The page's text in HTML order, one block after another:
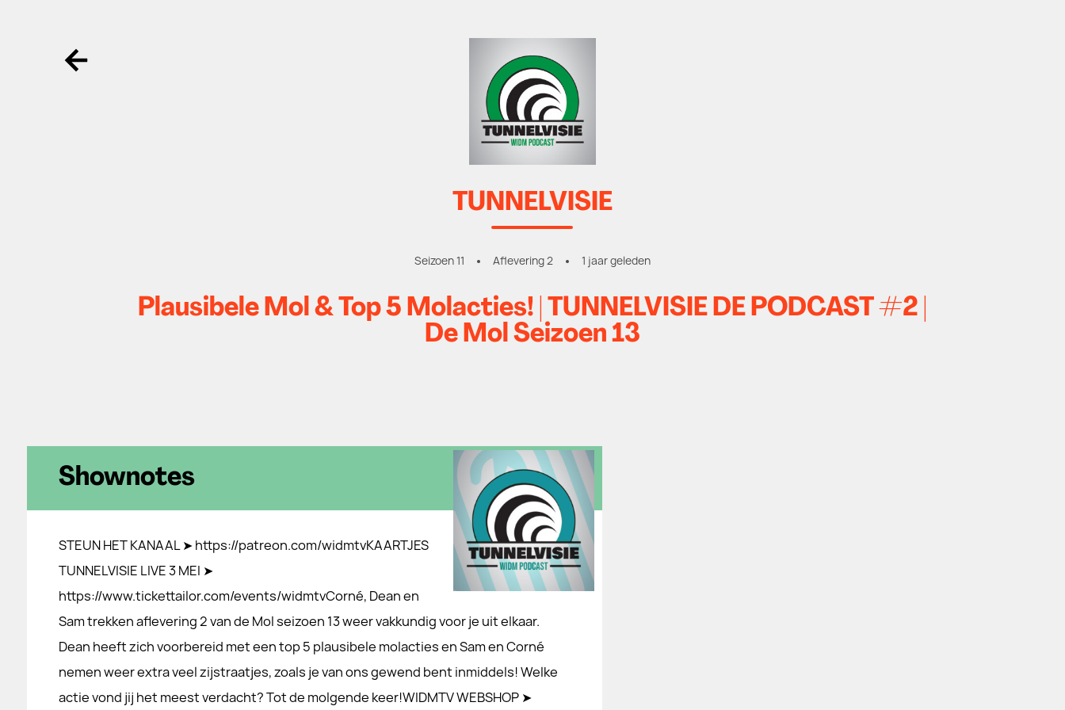
Ga terug
TUNNELVISIE
Seizoen 11 Aflevering 2 1 jaar geleden
Plausibele Mol & Top 5 Molacties! | TUNNELVISIE DE PODCAST #2 |
De Mol Seizoen 13
Shownotes
STEUN HET KANAAL ➤ https://patreon.com/widmtvKAARTJES
TUNNELVISIE LIVE 3 MEI ➤
https://www.tickettailor.com/events/widmtvCorné, Dean en
Sam trekken aflevering 2 van de Mol seizoen 13 weer vakkundig voor je uit elkaar.
Dean heeft zich voorbereid met een top 5 plausibele molacties en Sam en Corné
nemen weer extra veel zijstraatjes, zoals je van ons gewend bent inmiddels! Welke
actie vond jij het meest verdacht? Tot de molgende keer!WIDMTV WEBSHOP ➤